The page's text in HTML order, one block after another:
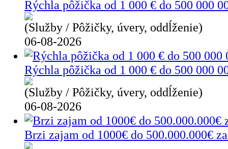
Rýchla pôžička od 1 000 € do 500 000
(Služby / Pôžičky, úvery, oddĺženie)
06-08-2026
Rýchla pôžička od 1 000 € do 500 000
(Služby / Pôžičky, úvery, oddĺženie)
06-08-2026
Brzi zajam od 1000€ do 500.000.000€